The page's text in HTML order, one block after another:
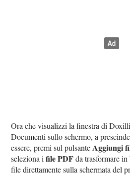
Ora che visualizzi la finestra di
Documenti sullo schermo, a
essere, premi sul pulsante Aggiungi
seleziona ifile PDFda trasformare
file direttamente sulla schermata del